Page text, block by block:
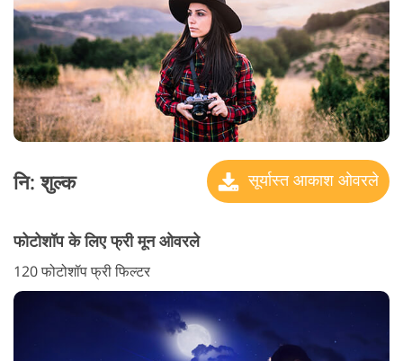
नि: शुल्क सूर्यास्त आकाश ओवरले
फोटोशॉप के लिए फ्री मून ओवरले
120 फोटोशॉप फ्री फिल्टर